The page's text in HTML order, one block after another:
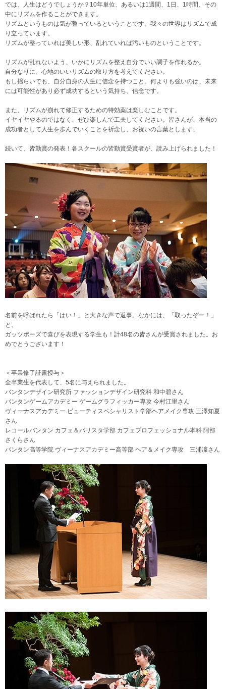
では、人生はどうでしょうか？10年単位、あるいは1週間、1日、1時間、その
中にリズムを作ることができます。
リズムというものは気が整っているということです。我々の世界はリズムで成
り立っています。
リズムが整っていれば美しい形、乱れていれば汚いものということです。
リズムが乱れないよう、いかにリズムを整え自分でいい調子を作れるか。
自分なりに、心地のいいリズムの取り方を考えてください。
もし揺らいでも、自分自身の人生に信念を持つこと。何よりも強いのは、未来
には可能性があり必ず成功するという気持ち、信念です。
また、リズムが崩れて修正するための特効薬は楽しむことです。
イヤイヤやるのではなく、ぜひ楽しんで工夫してください。皆さんが、本当の
成功者として人生を歩んでいくことを祈念し、お祝いの言葉とします」
続いて、皆勤賞の発表！各スクールの皆勤賞受賞者が、読み上げられました！
名前を呼ばれたら「はい！」と大きな声で返事。なかには、「取ったぞー！」
と、
ガッツポーズで喜びを表現する学生も！計48名の皆さんが受賞されました。お
めでとうございます！
＜卒業修了証書授与＞
全卒業生を代表して、5名に与えられました。
バンタンデザイン研究所 ファッションデザイン研究科 和中碧さん
バンタンゲームアカデミー ゲームグラフィッカー専攻 今村江里さん
ヴィーナスアカデミー ビューティスペシャリスト学部ヘアメイク専攻 三澤知夏
さん
レコールバンタン カフェ＆バリスタ学部 カフェプロフェッショナル本科 阿部
さくらさん
バンタン高等学院 ヴィーナスアカデミー高等部 ヘア＆メイク専攻 三浦凜さん